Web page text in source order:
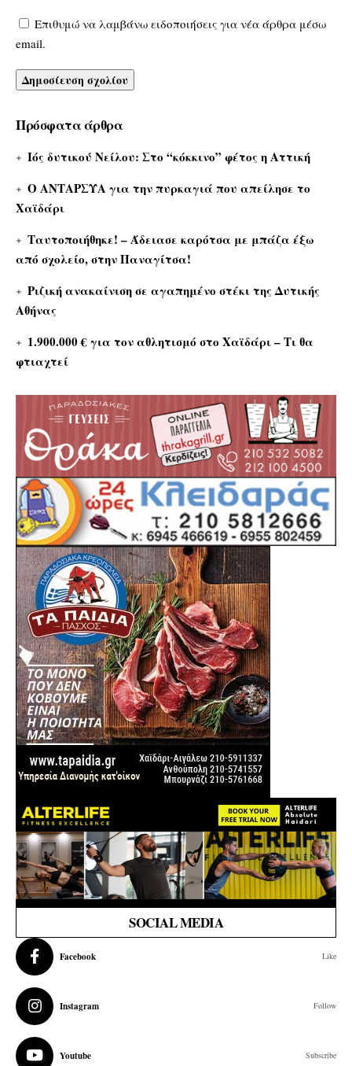
Επιθυμώ να λαμβάνω ειδοποιήσεις για νέα άρθρα μέσω
email.
Πρόσφατα άρθρα
Ιός δυτικού Νείλου: Στο “κόκκινο” φέτος η Αττική
Ο ΑΝΤΑΡΣΥΑ για την πυρκαγιά που απείλησε το
Χαϊδάρι
Ταυτοποιήθηκε! – Άδειασε καρότσα με μπάζα έξω
από σχολείο, στην Παναγίτσα!
Ριζική ανακαίνιση σε αγαπημένο στέκι της Δυτικής
Αθήνας
1.900.000 € για τον αθλητισμό στο Χαϊδάρι – Τι θα
φτιαχτεί
SOCIAL MEDIA
Facebook Like
Instagram Follow
Youtube Subscribe